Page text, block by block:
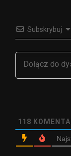
Subskrybuj
118